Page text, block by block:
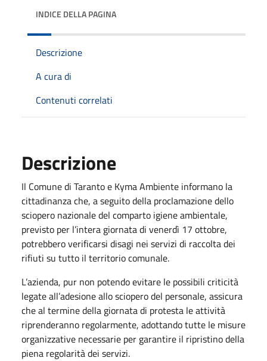
INDICE DELLA PAGINA
Descrizione
A cura di
Contenuti correlati
Descrizione
Il Comune di Taranto e Kyma Ambiente informano la
cittadinanza che, a seguito della proclamazione dello
sciopero nazionale del comparto igiene ambientale,
previsto per l’intera giornata di venerdì 17 ottobre,
potrebbero verificarsi disagi nei servizi di raccolta dei
rifiuti su tutto il territorio comunale.
L’azienda, pur non potendo evitare le possibili criticità
legate all’adesione allo sciopero del personale, assicura
che al termine della giornata di protesta le attività
riprenderanno regolarmente, adottando tutte le misure
organizzative necessarie per garantire il ripristino della
piena regolarità dei servizi.